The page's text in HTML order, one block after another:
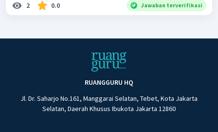
2 0.0 Jawaban terverifikasi
RUANGGURU HQ
Jl. Dr. Saharjo No.161, Manggarai Selatan, Tebet, Kota Jakarta
Selatan, Daerah Khusus Ibukota Jakarta 12860